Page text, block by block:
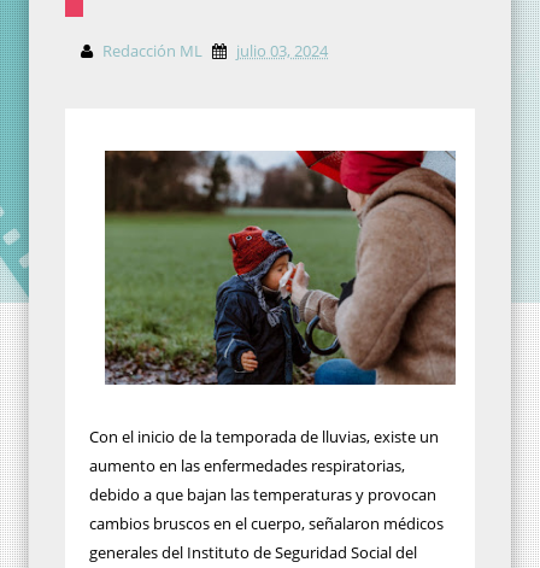
Redacción ML julio 03, 2024
Con el inicio de la temporada de lluvias, existe un
aumento en las enfermedades respiratorias,
debido a que bajan las temperaturas y provocan
cambios bruscos en el cuerpo, señalaron médicos
generales del Instituto de Seguridad Social del